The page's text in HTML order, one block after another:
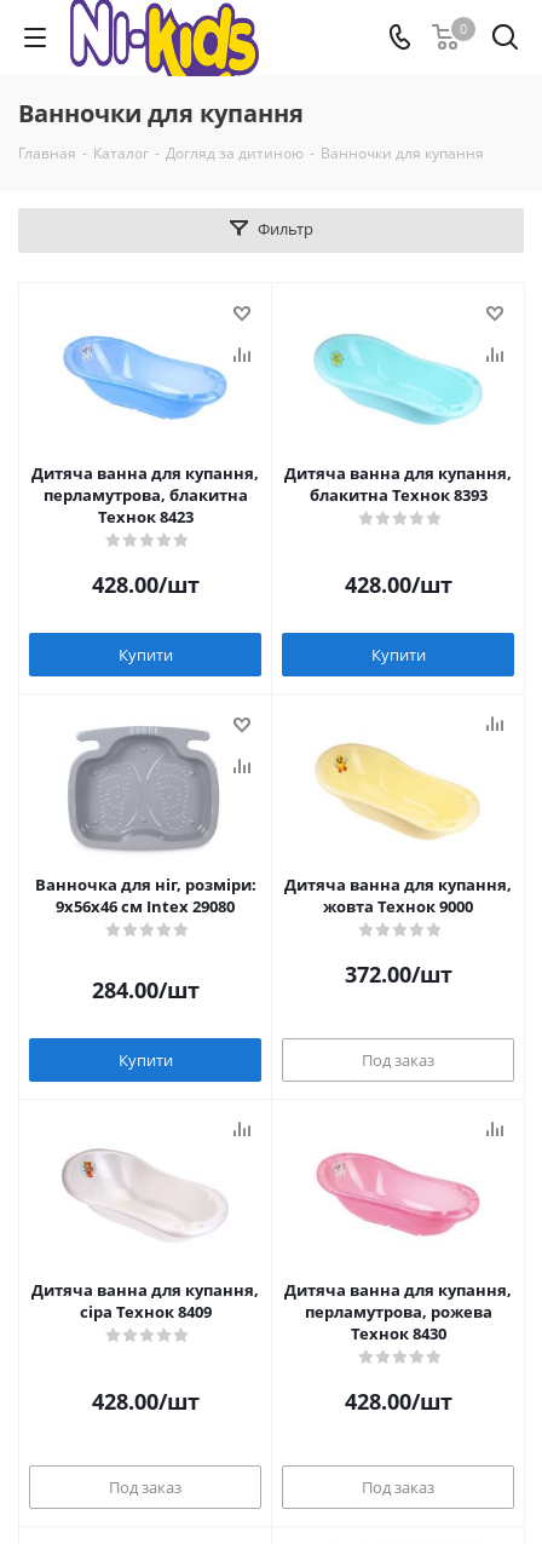
0
Ванночки для купання
Главная - Каталог - Догляд за дитиною - Ванночки для купання
Фильтр
Дитяча ванна для купання,
перламутрова, блакитна
Технок 8423
428.00/шт
Купити
Дитяча ванна для купання,
блакитна Технок 8393
428.00/шт
Купити
Ванночка для ніг, розміри:
9х56х46 см Intex 29080
284.00/шт
Купити
Дитяча ванна для купання,
жовта Технок 9000
372.00/шт
Под заказ
Дитяча ванна для купання,
сіра Технок 8409
428.00/шт
Под заказ
Дитяча ванна для купання,
перламутрова, рожева
Технок 8430
428.00/шт
Под заказ